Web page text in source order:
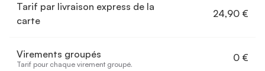
Tarif par livraison express de la
carte
24,90 €
Virements groupés
Tarif pour chaque virement groupé.
0 €